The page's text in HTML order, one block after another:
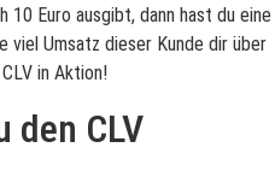
Euro ausgibt, dann hast du eine
viel Umsatz dieser Kunde dir über
in Aktion!
den CLV